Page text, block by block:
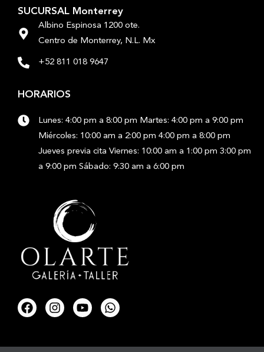
SUCURSAL Monterrey
Albino Espinosa 1200 ote.
Centro de Monterrey, N.L. Mx
+52 811 018 9647
HORARIOS
Lunes: 4:00 pm a 8:00 pm Martes: 4:00 pm a 9:00 pm
Miércoles: 10:00 am a 2:00 pm 4:00 pm a 8:00 pm
Jueves previa cita Viernes: 10:00 am a 1:00 pm 3:00 pm
a 9:00 pm Sábado: 9:30 am a 6:00 pm